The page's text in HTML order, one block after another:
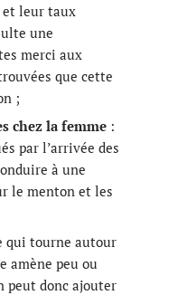
et leur taux
une
merci aux
que cette
;
chez la femme :
par l’arrivée des
à une
le menton et les
qui tourne autour
amène peu ou
peut donc ajouter